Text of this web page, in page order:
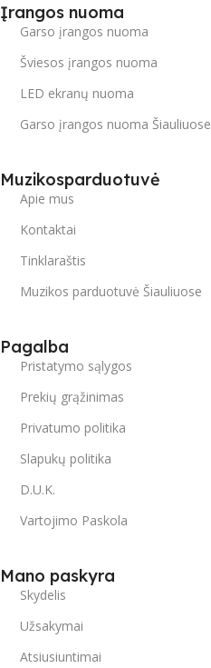
Įrangos nuoma
Garso įrangos nuoma
Šviesos įrangos nuoma
LED ekranų nuoma
Garso įrangos nuoma Šiauliuose
Muzikosparduotuvė
Apie mus
Kontaktai
Tinklaraštis
Muzikos parduotuvė Šiauliuose
Pagalba
Pristatymo sąlygos
Prekių grąžinimas
Privatumo politika
Slapukų politika
D.U.K.
Vartojimo Paskola
Mano paskyra
Skydelis
Užsakymai
Atsiusiuntimai